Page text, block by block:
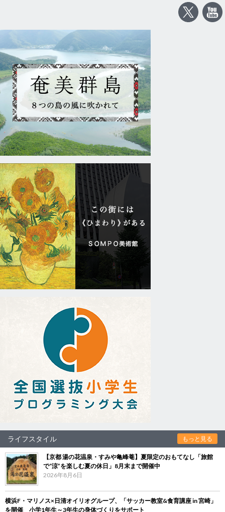
ライフスタイル もっと見る
【京都 湯の花温泉・すみや亀峰菴】夏限定のおもてなし「旅館
で“涼”を楽しむ夏の休日」8月末まで開催中
2026年8月6日
横浜F・マリノス×日清オイリオグループ、「サッカー教室&食育講座 in 宮崎」
を開催 小学1年生～3年生の身体づくりをサポート